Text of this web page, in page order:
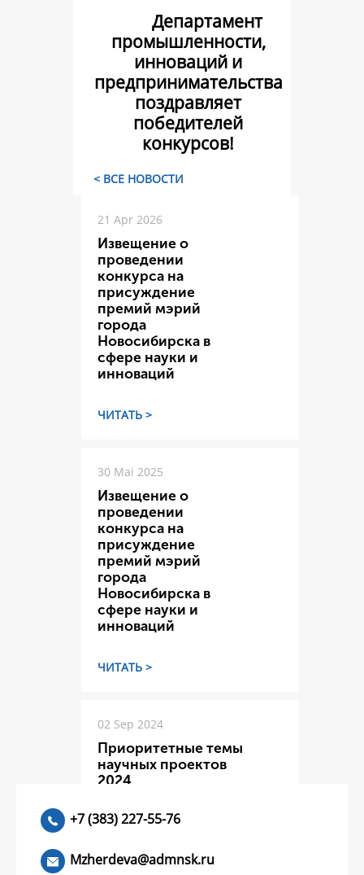
Департамент
промышленности,
инноваций и
предпринимательства
поздравляет
победителей
конкурсов!
< ВСЕ НОВОСТИ
21 Apr 2026
Извещение о
проведении
конкурса на
присуждение
премий мэрий
города
Новосибирска в
сфере науки и
инноваций
ЧИТАТЬ >
30 Mai 2025
Извещение о
проведении
конкурса на
присуждение
премий мэрий
города
Новосибирска в
сфере науки и
инноваций
ЧИТАТЬ >
02 Sep 2024
Приоритетные темы
научных проектов
2024
ЧИТАТЬ >
+7 (383) 227-55-76
Mzherdeva@admnsk.ru